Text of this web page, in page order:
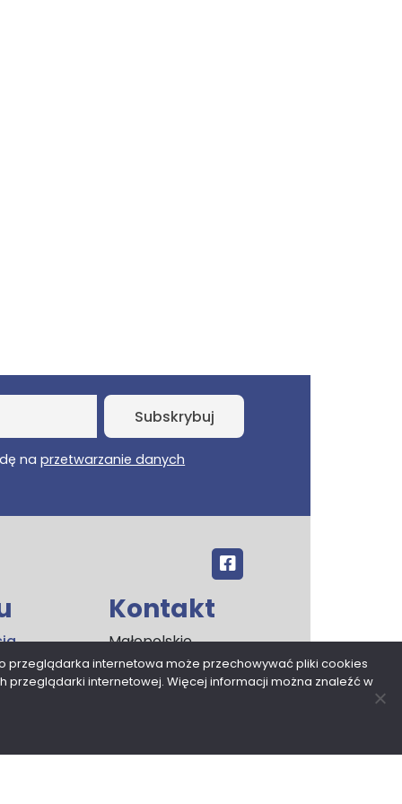
naprzetwarzanie danych
Kontakt
Małopolskie
Centrum
Przedsiębiorczości
przeglądarka internetowa może przechowywać pliki cookies
przeglądarki internetowej. Więcej informacji można znaleźć w